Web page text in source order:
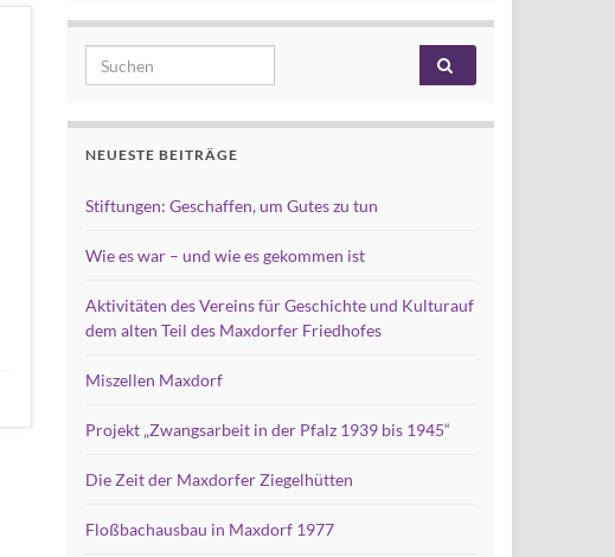
Search for:
NEUESTE BEITRÄGE
Stiftungen: Geschaffen, um Gutes zu tun
Wie es war – und wie es gekommen ist
Aktivitäten des Vereins für Geschichte und Kulturauf
dem alten Teil des Maxdorfer Friedhofes
Miszellen Maxdorf
Projekt „Zwangsarbeit in der Pfalz 1939 bis 1945“
Die Zeit der Maxdorfer Ziegelhütten
Floßbachausbau in Maxdorf 1977